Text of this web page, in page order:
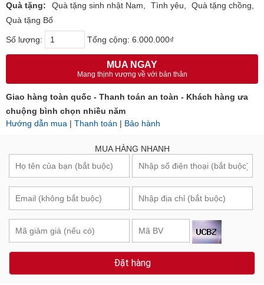
Quà tặng:
Quà tặng sinh nhật Nam Tình yêu
Quà tặng chồng
Quà tặng Bố
Số lượng: Tổng cộng: 6.000.000₫
MUA NGAY
Mang thịnh vượng về với bản thân
Giao hàng toàn quốc - Thanh toán an toàn - Khách hàng ưa
chuộng bình chọn nhiều năm
Hướng dẫn mua | Thanh toán | Bảo hành
MUA HÀNG NHANH
Đặt hàng